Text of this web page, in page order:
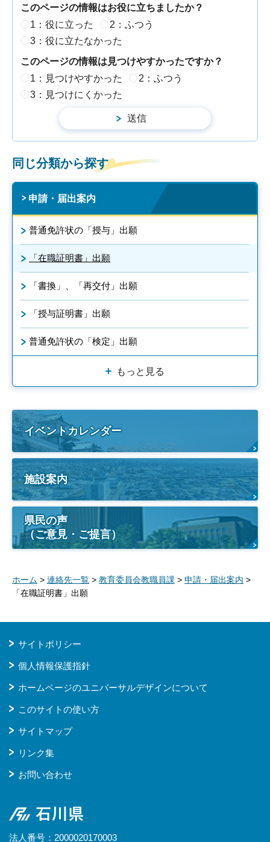
このページの情報はお役に立ちましたか？
1：役に立った
2：ふつう
3：役に立たなかった
このページの情報は見つけやすかったですか？
1：見つけやすかった
2：ふつう
3：見つけにくかった
同じ分類から探す
申請・届出案内
普通免許状の「授与」出願
「在職証明書」出願
「書換」、「再交付」出願
「授与証明書」出願
普通免許状の「検定」出願
もっと見る
イベントカレンダー
施設案内
県民の声
（ご意見・ご提言）
ホーム > 連絡先一覧 > 教育委員会教職員課 > 申請・届出案内 >
「在職証明書」出願
サイトポリシー
個人情報保護指針
ホームページのユニバーサルデザインについて
このサイトの使い方
サイトマップ
リンク集
お問い合わせ
石川県
法人番号：2000020170003